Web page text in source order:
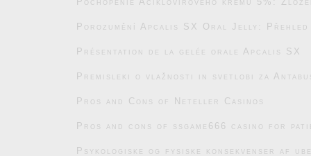
Porozumění Apcalis SX Oral Jelly: Přehled
Présentation de la gelée orale Apcalis SX
Premisleki o vlažnosti in svetlobi za
Pros and Cons of Neteller Casinos
Pros and cons of ssgame666 casino for
Psykologiske og fysiske konsekvenser af